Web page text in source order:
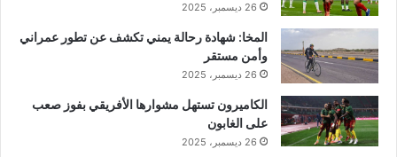
26 ديسمبر، 2025
المخا: شهادة رحالة يمني تكشف عن تطور عمراني
وأمن مستقر
26 ديسمبر، 2025
الكاميرون تستهل مشوارها الأفريقي بفوز صعب
على الغابون
26 ديسمبر، 2025